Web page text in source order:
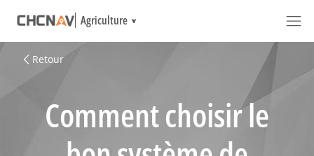
Agriculture
Retour
Comment choisir le